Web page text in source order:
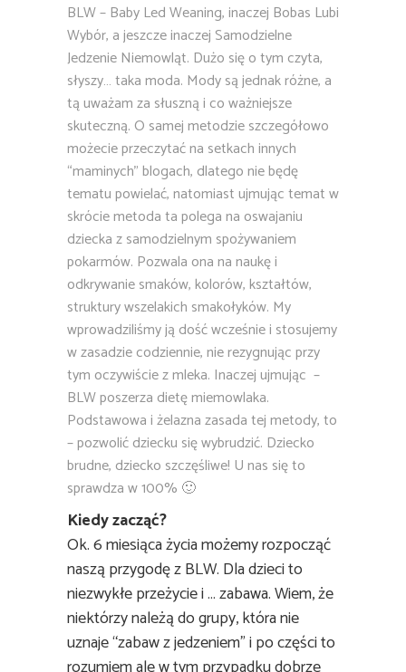
BLW – Baby Led Weaning, inaczej Bobas Lubi
Wybór, a jeszcze inaczej Samodzielne
Jedzenie Niemowląt. Dużo się o tym czyta,
słyszy… taka moda. Mody są jednak różne, a
tą uważam za słuszną i co ważniejsze
skuteczną. O samej metodzie szczegółowo
możecie przeczytać na setkach innych
“maminych” blogach, dlatego nie będę
tematu powielać, natomiast ujmując temat w
skrócie metoda ta polega na oswajaniu
dziecka z samodzielnym spożywaniem
pokarmów. Pozwala ona na naukę i
odkrywanie smaków, kolorów, kształtów,
struktury wszelakich smakołyków. My
wprowadziliśmy ją dość wcześnie i stosujemy
w zasadzie codziennie, nie rezygnując przy
tym oczywiście z mleka. Inaczej ujmując –
BLW poszerza dietę miemowlaka.
Podstawowa i żelazna zasada tej metody, to
– pozwolić dziecku się wybrudzić. Dziecko
brudne, dziecko szczęśliwe! U nas się to
sprawdza w 100% 🙂
Kiedy zacząć?
Ok. 6 miesiąca życia możemy rozpocząć
naszą przygodę z BLW. Dla dzieci to
niezwykłe przeżycie i … zabawa. Wiem, że
niektórzy należą do grupy, która nie
uznaje “zabaw z jedzeniem” i po części to